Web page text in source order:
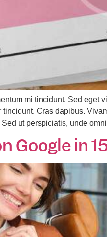
mi tincidunt. Sed
Cras dapibus.
ut perspiciatis, unde
Google in